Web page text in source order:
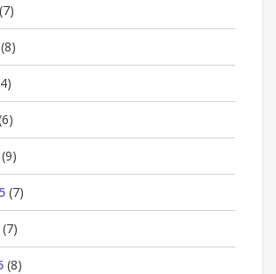
(7)
(8)
(9)
(7)
(7)
(8)